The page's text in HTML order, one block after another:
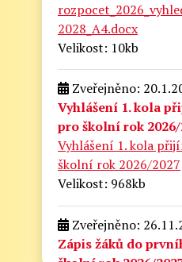
2028_A4.docx
Velikost: 10kb
Zveřejněno:
Vyhlášení 1. kola
pro školní rok 2026/
Vyhlášení 1. kola
školní rok 2026/2027
Velikost: 968kb
Zveřejněno:
Zápis žáků do